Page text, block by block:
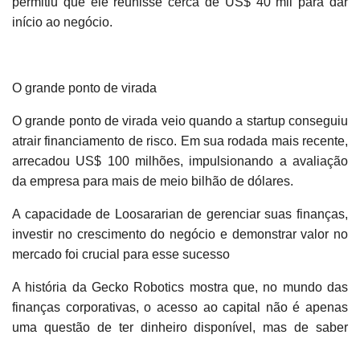
início ao negócio.
O grande ponto de virada
O grande ponto de virada veio quando a startup conseguiu
atrair financiamento de risco. Em sua rodada mais recente,
arrecadou US$ 100 milhões, impulsionando a avaliação
da empresa para mais de meio bilhão de dólares.
A capacidade de Loosararian de gerenciar suas finanças,
investir no crescimento do negócio e demonstrar valor no
mercado foi crucial para esse sucesso
A história da Gecko Robotics mostra que, no mundo das
finanças corporativas, o acesso ao capital não é apenas
uma questão de ter dinheiro disponível, mas de saber